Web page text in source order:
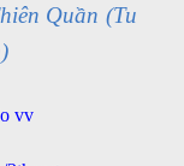
Quần (Tu
vv